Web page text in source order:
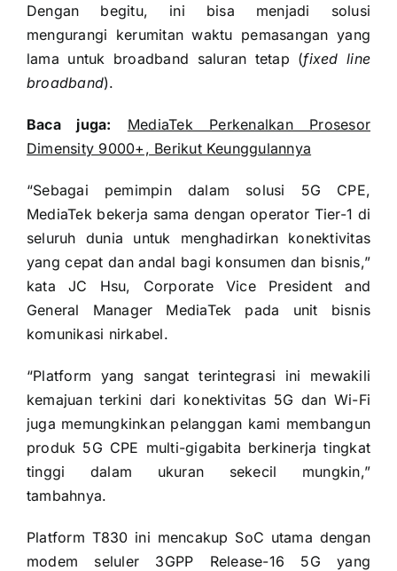
Dengan begitu, ini bisa menjadi solusi
mengurangi kerumitan waktu pemasangan yang
lama untuk broadband saluran tetap (fixed line
broadband).
Baca juga:
MediaTek Perkenalkan Prosesor
Dimensity 9000+, Berikut Keunggulannya
“Sebagai pemimpin dalam solusi 5G CPE,
MediaTek bekerja sama dengan operator Tier-1 di
seluruh dunia untuk menghadirkan konektivitas
yang cepat dan andal bagi konsumen dan bisnis,”
kata JC Hsu, Corporate Vice President and
General Manager MediaTek pada unit bisnis
komunikasi nirkabel.
“Platform yang sangat terintegrasi ini mewakili
kemajuan terkini dari konektivitas 5G dan Wi-Fi
juga memungkinkan pelanggan kami membangun
produk 5G CPE multi-gigabita berkinerja tingkat
tinggi dalam ukuran sekecil mungkin,”
tambahnya.
Platform T830 ini mencakup SoC utama dengan
modem seluler 3GPP Release-16 5G yang